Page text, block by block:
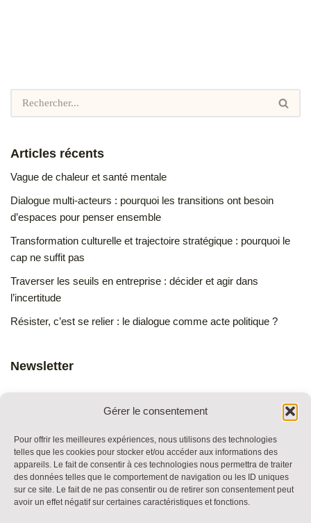
Gérer le consentement
Pour offrir les meilleures expériences, nous utilisons des technologies
telles que les cookies pour stocker et/ou accéder aux informations des
appareils. Le fait de consentir à ces technologies nous permettra de traiter
des données telles que le comportement de navigation ou les ID uniques
sur ce site. Le fait de ne pas consentir ou de retirer son consentement peut
avoir un effet négatif sur certaines caractéristiques et fonctions.
Articles récents
Vague de chaleur et santé mentale
Dialogue multi-acteurs : pourquoi les transitions ont besoin
d’espaces pour penser ensemble
Transformation culturelle et trajectoire stratégique : pourquoi le
cap ne suffit pas
Traverser les seuils en entreprise : décider et agir dans
l’incertitude
Résister, c’est se relier : le dialogue comme acte politique ?
Newsletter
RESSOURCES
BULLE DE DIALOGUE
MARCHE DU TEMPS PROFOND